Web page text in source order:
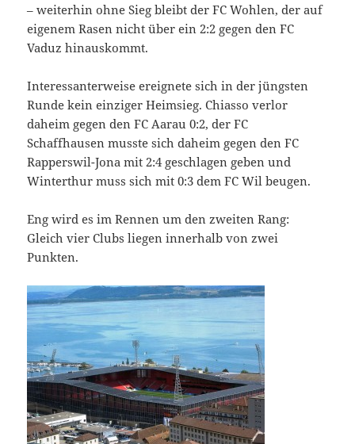
– weiterhin ohne Sieg bleibt der FC Wohlen, der auf
eigenem Rasen nicht über ein 2:2 gegen den FC
Vaduz hinauskommt.
Interessanterweise ereignete sich in der jüngsten
Runde kein einziger Heimsieg. Chiasso verlor
daheim gegen den FC Aarau 0:2, der FC
Schaffhausen musste sich daheim gegen den FC
Rapperswil-Jona mit 2:4 geschlagen geben und
Winterthur muss sich mit 0:3 dem FC Wil beugen.
Eng wird es im Rennen um den zweiten Rang:
Gleich vier Clubs liegen innerhalb von zwei
Punkten.